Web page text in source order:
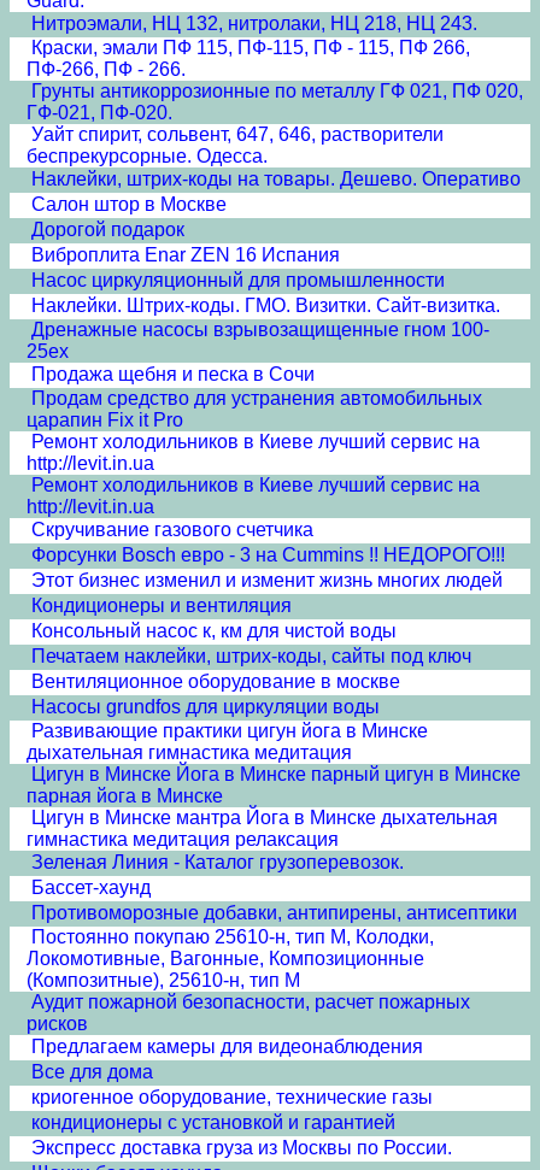
Нитроэмали, НЦ 132, нитролаки, НЦ 218, НЦ 243.
Краски, эмали ПФ 115, ПФ-115, ПФ - 115, ПФ 266,
ПФ-266, ПФ - 266.
Грунты антикоррозионные по металлу ГФ 021, ПФ 020,
ГФ-021, ПФ-020.
Уайт спирит, сольвент, 647, 646, растворители
беспрекурсорные. Одесса.
Наклейки, штрих-коды на товары. Дешево. Оперативо
Салон штор в Москве
Дорогой подарок
Виброплита Enar ZEN 16 Испания
Насос циркуляционный для промышленности
Наклейки. Штрих-коды. ГМО. Визитки. Сайт-визитка.
Дренажные насосы взрывозащищенные гном 100-
25ex
Продажа щебня и песка в Сочи
Продам средство для устранения автомобильных
царапин Fix it Pro
Ремонт холодильников в Киеве лучший сервис на
http://levit.in.ua
Ремонт холодильников в Киеве лучший сервис на
http://levit.in.ua
Скручивание газового счетчика
Форсунки Bosch евро - 3 на Cummins !! НЕДОРОГО!!!
Этот бизнес изменил и изменит жизнь многих людей
Кондиционеры и вентиляция
Консольный насос к, км для чистой воды
Печатаем наклейки, штрих-коды, сайты под ключ
Вентиляционное оборудование в москве
Насосы grundfos для циркуляции воды
Развивающие практики цигун йога в Минске
дыхательная гимнастика медитация
Цигун в Минске Йога в Минске парный цигун в Минске
парная йога в Минске
Цигун в Минске мантра Йога в Минске дыхательная
гимнастика медитация релаксация
Зеленая Линия - Каталог грузоперевозок.
Бассет-хаунд
Противоморозные добавки, антипирены, антисептики
Постоянно покупаю 25610-н, тип М, Колодки,
Локомотивные, Вагонные, Композиционные
(Композитные), 25610-н, тип М
Аудит пожарной безопасности, расчет пожарных
рисков
Предлагаем камеры для видеонаблюдения
Все для дома
криогенное оборудование, технические газы
кондиционеры с установкой и гарантией
Экспресс доставка груза из Москвы по России.